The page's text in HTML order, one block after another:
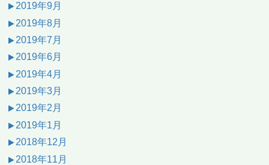
2019年9月
2019年8月
2019年7月
2019年6月
2019年4月
2019年3月
2019年2月
2019年1月
2018年12月
2018年11月